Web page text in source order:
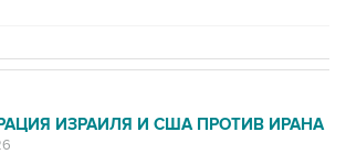
ИЗРАИЛЯ И США ПРОТИВ ИРАНА